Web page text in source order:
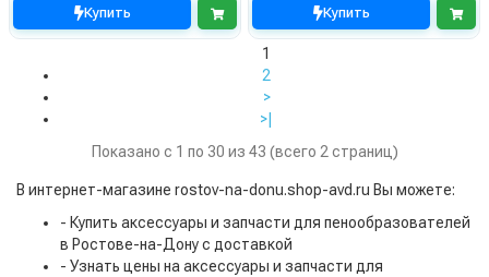
Купить Купить
1
2
>
>|
Показано с 1 по 30 из 43 (всего 2 страниц)
В интернет-магазине rostov-na-donu.shop-avd.ru Вы можете:
- Купить аксессуары и запчасти для пенообразователей
в Ростове-на-Дону с доставкой
- Узнать цены на аксессуары и запчасти для